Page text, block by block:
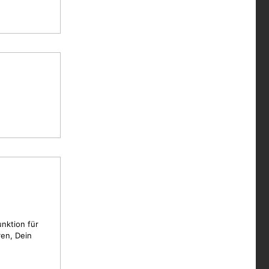
für
Dein